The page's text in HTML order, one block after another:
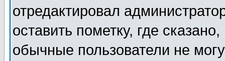
отредактировал
оставить пометку, где
обычные пользователи не